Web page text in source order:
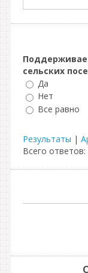
сельских
Да
Нет
Все равно
Результаты |
Всего ответов: